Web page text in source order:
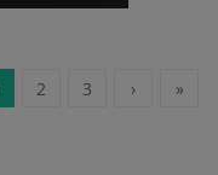
2 3 › »